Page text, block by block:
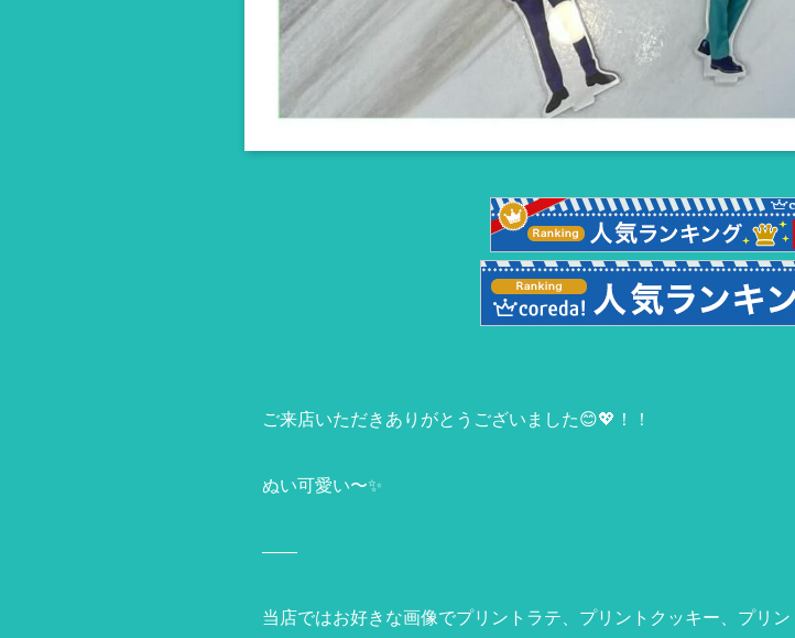
ご来店いただきありがとうございました😊💖！！
ぬい可愛い〜✨
——
当店ではお好きな画像でプリントラテ、プリントクッキー、プリ